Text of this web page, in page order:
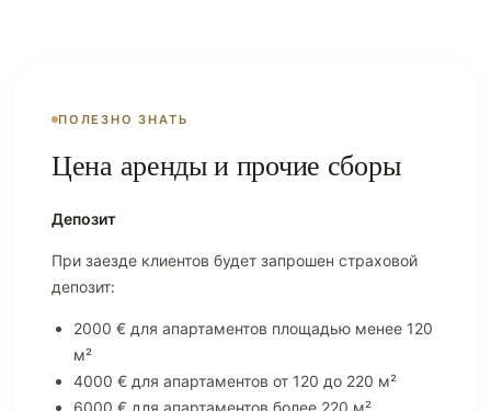
ПОЛЕЗНО ЗНАТЬ
Цена аренды и прочие сборы
Депозит
При заезде клиентов будет запрошен страховой
депозит:
2000 € для апартаментов площадью менее 120
м²
4000 € для апартаментов от 120 до 220 м²
6000 € для апартаментов более 220 м²